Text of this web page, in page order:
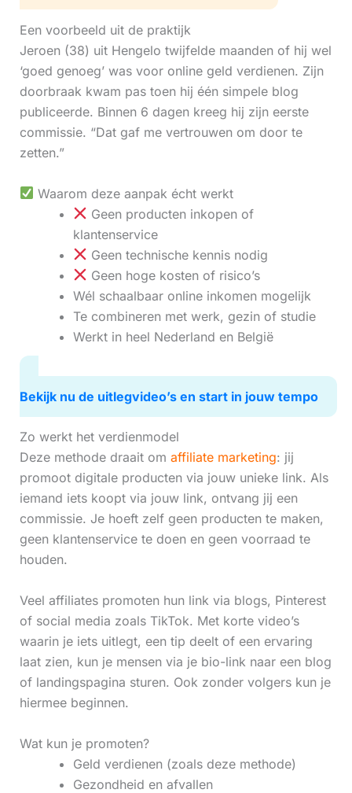
Een voorbeeld uit de praktijk
Jeroen (38) uit Hengelo twijfelde maanden of hij wel
‘goed genoeg’ was voor online geld verdienen. Zijn
doorbraak kwam pas toen hij één simpele blog
publiceerde. Binnen 6 dagen kreeg hij zijn eerste
commissie. “Dat gaf me vertrouwen om door te
zetten.”
Waarom deze aanpak écht werkt
Geen producten inkopen of
klantenservice
Geen technische kennis nodig
Geen hoge kosten of risico’s
Wél schaalbaar online inkomen mogelijk
Te combineren met werk, gezin of studie
Werkt in heel Nederland en België
Bekijk nu de uitlegvideo’s en start in jouw tempo
Zo werkt het verdienmodel
Deze methode draait om affiliate marketing: jij
promoot digitale producten via jouw unieke link. Als
iemand iets koopt via jouw link, ontvang jij een
commissie. Je hoeft zelf geen producten te maken,
geen klantenservice te doen en geen voorraad te
houden.
Veel affiliates promoten hun link via blogs, Pinterest
of social media zoals TikTok. Met korte video’s
waarin je iets uitlegt, een tip deelt of een ervaring
laat zien, kun je mensen via je bio-link naar een blog
of landingspagina sturen. Ook zonder volgers kun je
hiermee beginnen.
Wat kun je promoten?
Geld verdienen (zoals deze methode)
Gezondheid en afvallen